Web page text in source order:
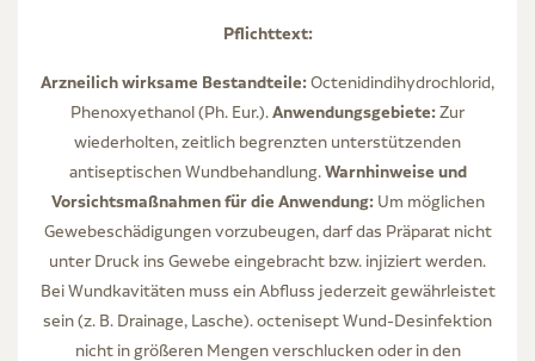
Pflichttext:
Arzneilich wirksame Bestandteile:Octenidindihydrochlorid,
Phenoxyethanol (Ph. Eur.).Anwendungsgebiete:Zur
wiederholten, zeitlich begrenzten unterstützenden
antiseptischen Wundbehandlung.Warnhinweise und
Vorsichtsmaßnahmen für die Anwendung:Um möglichen
Gewebeschädigungen vorzubeugen, darf das Präparat nicht
unter Druck ins Gewebe eingebracht bzw. injiziert werden.
Bei Wundkavitäten muss ein Abfluss jederzeit gewährleistet
sein (z. B. Drainage, Lasche). octenisept Wund-Desinfektion
nicht in größeren Mengen verschlucken oder in den